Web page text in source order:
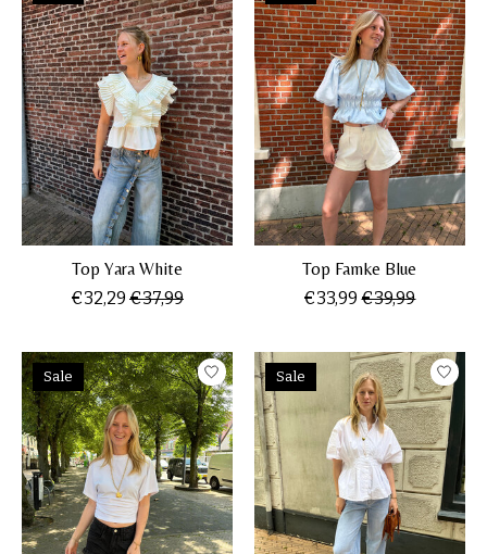
Top Yara White
€32,29 €37,99
Top Famke Blue
€33,99 €39,99
Sale Sale